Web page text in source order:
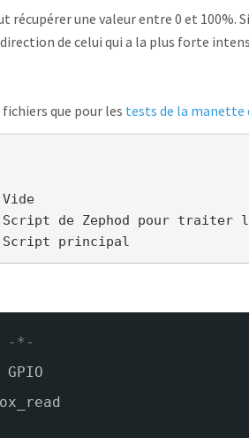
récupérer une valeur entre 0 et 100%.
de celui qui a la plus forte
que pour les tests de la manette
de Zephod pour traiter
-*-